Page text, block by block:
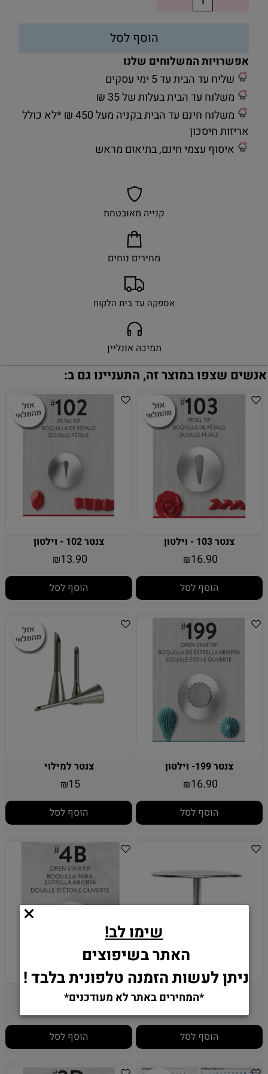
הוסף לסל
אפשרויות המשלוחים שלנו
שליח עד הבית עד 5 ימי עסקים
משלוח עד הבית בעלות של 35 ₪
משלוח חינם עד הבית בקניה מעל 450 ₪ *לא כולל
אריזות חיסכון
איסוף עצמי חינם, בתיאום מראש
קנייה מאובטחת
מחירים נוחים
אספקה עד בית הלקוח
תמיכה אונליין
אנשים שצפו במוצר זה, התעניינו גם ב:
צנטר 103 - וילטון
₪16.90
הוסף לסל
צנטר 102 - וילטון
₪13.90
הוסף לסל
צנטר 199- וילטון
₪16.90
הוסף לסל
צנטר למילוי
₪15
הוסף לסל
מסמר לפרחים וילטון
הוסף לסל
צנטר 4B - וילטון
הוסף לסל
שימו לב!
האתר בשיפוצים
ניתן לעשות הזמנה טלפונית בלבד !
*המחירים באתר לא מעודכנים*